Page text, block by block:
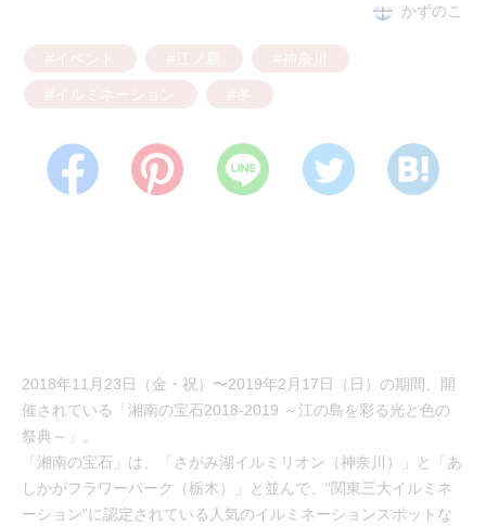
かずのこ
2018年11月23日（金・祝）〜2019年2月17日（日）の期間、開
催されている「湘南の宝石2018-2019 ～江の島を彩る光と色の
祭典～」。
「湘南の宝石」は、「さがみ湖イルミリオン（神奈川）」と「あ
しかがフラワーパーク（栃木）」と並んで、“関東三大イルミネ
ーション”に認定されている人気のイルミネーションスポットな